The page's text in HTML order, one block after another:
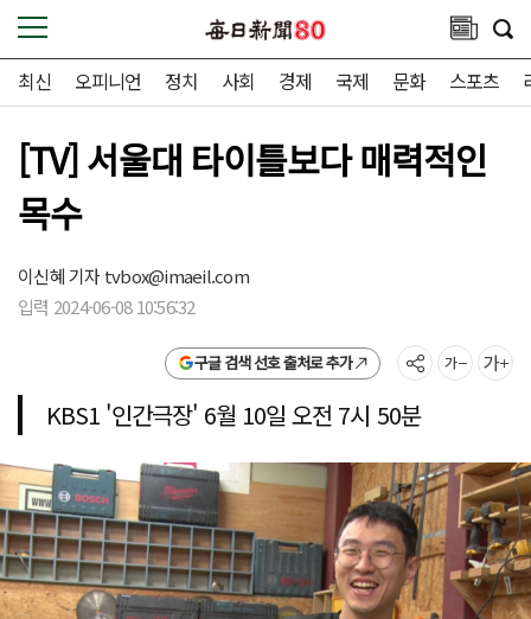
최신 오피니언 정치 사회 경제 국제 문화 스포츠
[TV] 서울대 타이틀보다 매력적인
목수
이신혜 기자tvbox@imaeil.com
입력 2024-06-08 10:56:32
구글 검색 선호 출처로 추가
KBS1 '인간극장' 6월 10일 오전 7시 50분